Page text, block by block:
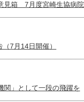
箱 7月度宮崎生協病院
7月14日開催）
関」として一段の飛躍を